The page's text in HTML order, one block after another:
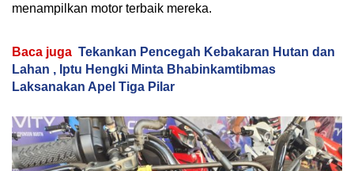
menampilkan motor terbaik mereka.
Baca juga Tekankan Pencegah Kebakaran Hutan dan
Lahan , Iptu Hengki Minta Bhabinkamtibmas
Laksanakan Apel Tiga Pilar